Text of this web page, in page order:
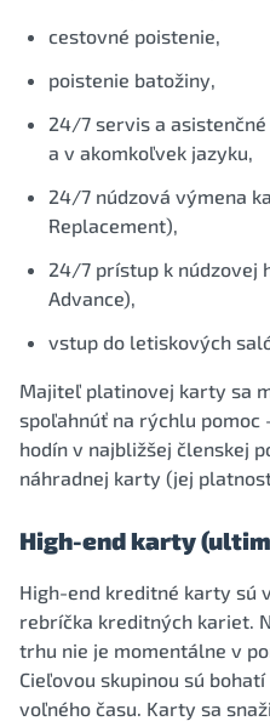
cestovné poistenie,
poistenie batožiny,
24/7 servis a
a v akomkoľvek jazyku,
24/7 núdzová výmena
Replacement),
24/7 prístup k núdzovej
Advance),
vstup do letiskových
Majiteľ platinovej karty sa
spoľahnúť na rýchlu pomoc
hodín v najbližšej členskej
náhradnej karty (jej
High-end karty
High-end kreditné karty sú
rebríčka kreditných kariet.
trhu nie je momentálne v
Cieľovou skupinou sú
voľného času. Karty sa